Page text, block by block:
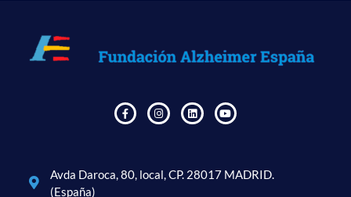
Avda Daroca, 80, local, CP. 28017 MADRID.
(España)